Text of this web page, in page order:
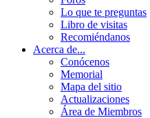
Lo que te preguntas
Libro de visitas
Recomiéndanos
Acerca de...
Conócenos
Memorial
Mapa del sitio
Actualizaciones
Área de Miembros